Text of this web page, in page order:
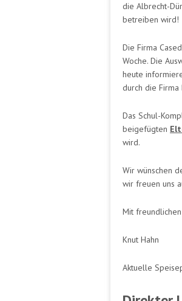
die Albrecht-
betreiben wird!
Die Firma
Woche. Die
heute
durch die
Das Schul-
beigefügten
wird.
Wir wünschen
wir freuen uns
Mit
Knut Hahn
Aktuelle